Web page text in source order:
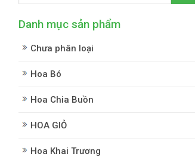
Danh mục sản phẩm
Chưa phân loại
Hoa Bó
Hoa Chia Buồn
HOA GIỎ
Hoa Khai Trương